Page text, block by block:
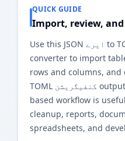
QUICK GUIDE
Import, review,
Use this JSON ایرے to TOML کنفیگریشن
converter to import
rows and columns, and
TOML کنفیگریشن output. The browser-
based workflow is
cleanup, reports,
spreadsheets, and